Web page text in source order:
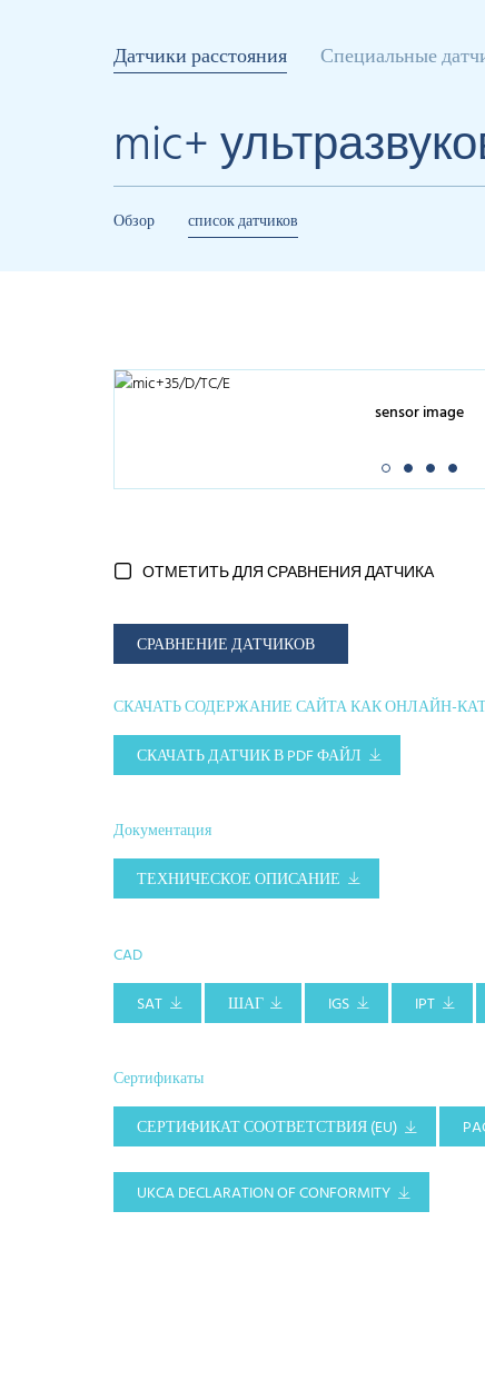
Датчики расстояния Специальные
mic+
Обзор список датчиков
sensor image
ОТМЕТИТЬ ДЛЯ СРАВНЕНИЯ ДАТЧИКА
СРАВНЕНИЕ ДАТЧИКОВ
СКАЧАТЬ СОДЕРЖАНИЕ САЙТА КАК ОНЛАЙН-
СКАЧАТЬ ДАТЧИК В PDF ФАЙЛ
Документация
ТЕХНИЧЕСКОЕ ОПИСАНИЕ
CAD
SAT
ШАГ IGS IPT
Сертификаты
СЕРТИФИКАТ СООТВЕТСТВИЯ (EU)
UKCA DECLARATION OF CONFORMITY